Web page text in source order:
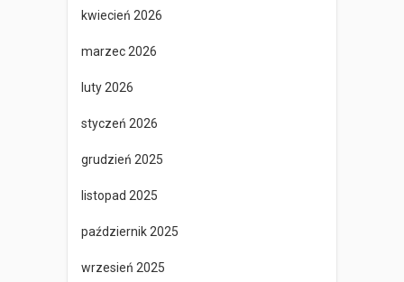
kwiecień 2026
marzec 2026
luty 2026
styczeń 2026
grudzień 2025
listopad 2025
październik 2025
wrzesień 2025